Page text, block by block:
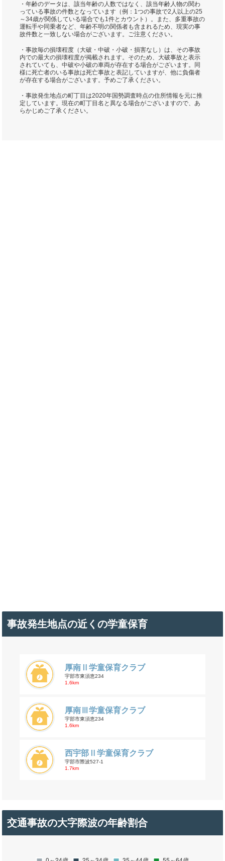
・年齢のデータは、該当年齢の人数ではなく、該当年齢人物の関わ
っている事故の件数となっています（例：1つの事故で2人以上の25
～34歳が関係している場合でも1件とカウント）。また、多重事故の
運転手や同乗者など、年齢不明の関係者も含まれるため、現実の事
故件数と一致しない場合がございます。ご注意ください。
・事故毎の損壊程度（大破・中破・小破・損害なし）は、その事故
内での最大の損壊程度が掲載されます。そのため、大破事故と表示
されていても、中破や小破の車両が存在する場合がございます。同
様に死亡者のいる事故は死亡事故と表記していますが、他に負傷者
が存在する場合がございます。予めご了承ください。
・事故発生地点の町丁目は2020年国勢調査時点の住所情報を元に推
定しています。現在の町丁目名と異なる場合がございますので、あ
らかじめご了承ください。
事故発生地点の近くの学童保育
厚南Ⅱ学童保育クラブ
宇部市東須恵234
1.6km
厚南Ⅲ学童保育クラブ
宇部市東須恵234
1.6km
西宇部Ⅱ学童保育クラブ
宇部市際波527-1
1.7km
交通事故の大字際波の年齢割合